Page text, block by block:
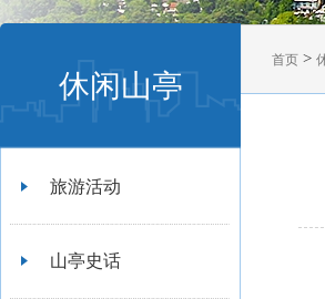
休闲山亭
旅游活动
山亭史话
首页 >